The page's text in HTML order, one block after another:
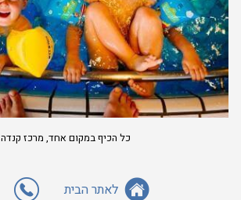
כל הכיף במקום אחד, מרכז קנדה
לאתר הבית